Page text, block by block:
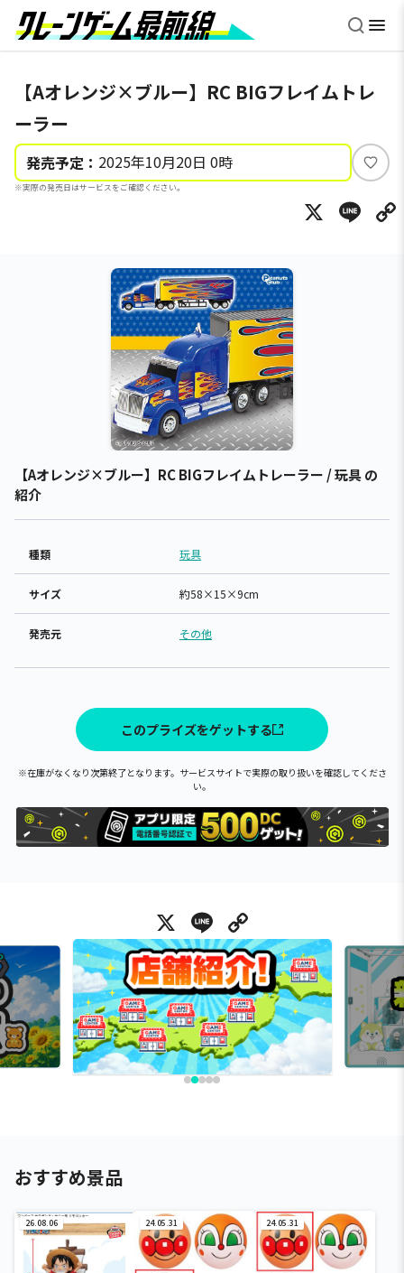
【Aオレンジ×ブルー】RC BIGフレイムトレ
ーラー
発売予定： 2025年10月20日 0時
※実際の発売日はサービスをご確認ください。
い
ね
X
【Aオレンジ×ブルー】RC BIGフレイムトレーラー / 玩具 の
紹介
種類 玩具
サイズ 約58×15×9cm
発売元 その他
このプライズをゲットする
※在庫がなくなり次第終了となります。サービスサイトで実際の取り扱いを確認してくださ
い。
X Line
おすすめ景品
26.08.06 24.05.31 24.05.31